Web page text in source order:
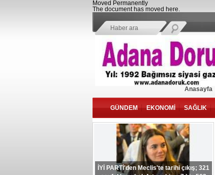
Moved Permanently
The document has moved here.
Anasayfa
GÜNDEM EKONOMİ SAĞLIK
İYİ PARTİ'den Meclis'te tarihi çıkış; 321